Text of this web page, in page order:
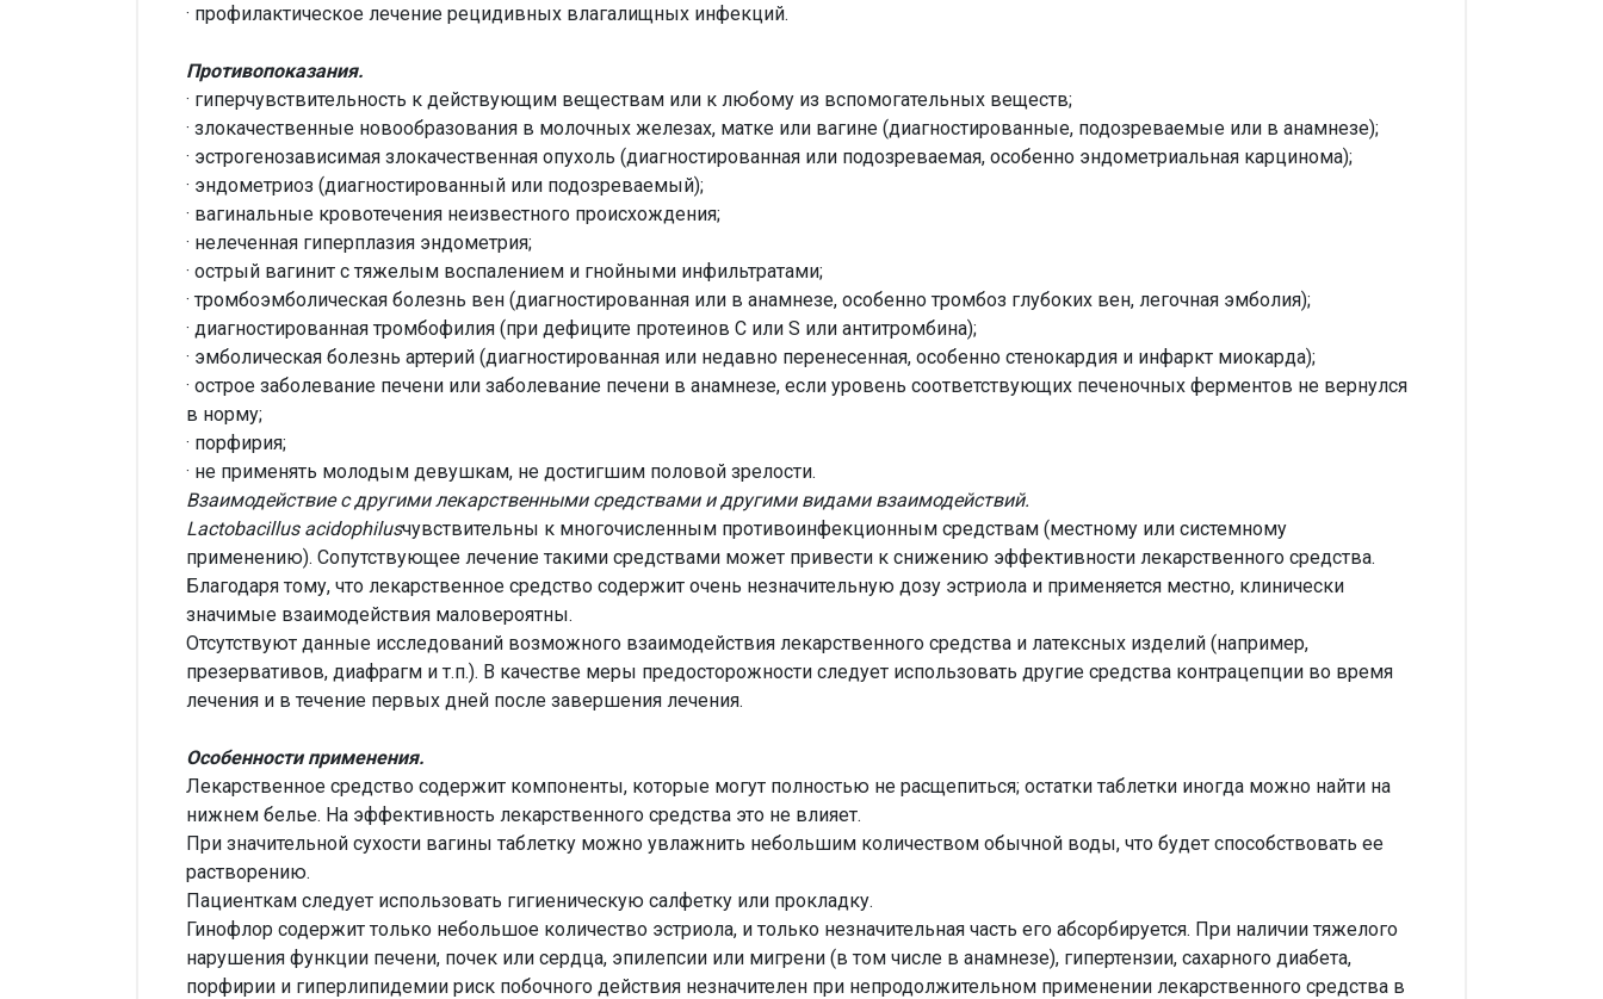
· профилактическое лечение рецидивных влагалищных инфекций.
Противопоказания.
· гиперчувствительность к действующим веществам или к любому из вспомогательных веществ;
· злокачественные новообразования в молочных железах, матке или вагине (диагностированные, подозреваемые или в анамнезе);
· эстрогенозависимая злокачественная опухоль (диагностированная или подозреваемая, особенно эндометриальная карцинома);
· эндометриоз (диагностированный или подозреваемый);
· вагинальные кровотечения неизвестного происхождения;
· нелеченная гиперплазия эндометрия;
· острый вагинит с тяжелым воспалением и гнойными инфильтратами;
· тромбоэмболическая болезнь вен (диагностированная или в анамнезе, особенно тромбоз глубоких вен, легочная эмболия);
· диагностированная тромбофилия (при дефиците протеинов С или S или антитромбина);
· эмболическая болезнь артерий (диагностированная или недавно перенесенная, особенно стенокардия и инфаркт миокарда);
· острое заболевание печени или заболевание печени в анамнезе, если уровень соответствующих печеночных ферментов не вернулся
в норму;
· порфирия;
· не применять молодым девушкам, не достигшим половой зрелости.
Взаимодействие с другими лекарственными средствами и другими видами взаимодействий.
Lactobacillus acidophilusчувствительны к многочисленным противоинфекционным средствам (местному или системному
применению). Сопутствующее лечение такими средствами может привести к снижению эффективности лекарственного средства.
Благодаря тому, что лекарственное средство содержит очень незначительную дозу эстриола и применяется местно, клинически
значимые взаимодействия маловероятны.
Отсутствуют данные исследований возможного взаимодействия лекарственного средства и латексных изделий (например,
презервативов, диафрагм и т.п.). В качестве меры предосторожности следует использовать другие средства контрацепции во время
лечения и в течение первых дней после завершения лечения.
Особенности применения.
Лекарственное средство содержит компоненты, которые могут полностью не расщепиться; остатки таблетки иногда можно найти на
нижнем белье. На эффективность лекарственного средства это не влияет.
При значительной сухости вагины таблетку можно увлажнить небольшим количеством обычной воды, что будет способствовать ее
растворению.
Пациенткам следует использовать гигиеническую салфетку или прокладку.
Гинофлор содержит только небольшое количество эстриола, и только незначительная часть его абсорбируется. При наличии тяжелого
нарушения функции печени, почек или сердца, эпилепсии или мигрени (в том числе в анамнезе), гипертензии, сахарного диабета,
порфирии и гиперлипидемии риск побочного действия незначителен при непродолжительном применении лекарственного средства в